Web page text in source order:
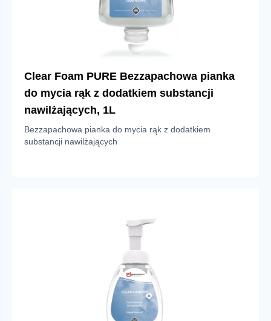
Clear Foam PURE Bezzapachowa pianka
do mycia rąk z dodatkiem substancji
nawilżających, 1L
Bezzapachowa pianka do mycia rąk z dodatkiem
substancji nawilżających